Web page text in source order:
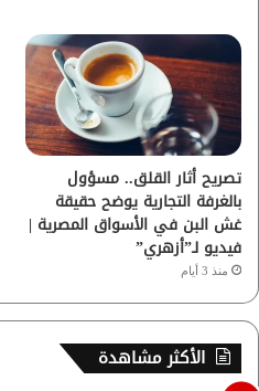
تصريح أثار القلق.. مسؤول
بالغرفة التجارية يوضح حقيقة
غش البن في الأسواق المصرية |
فيديو لـ”أزهري”
منذ 3 أيام
الأكثر مشاهدة